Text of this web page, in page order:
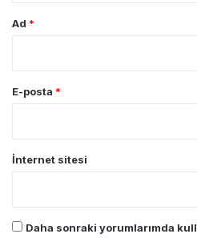
Ad *
E-posta *
İnternet sitesi
Daha sonraki yorumlarımda